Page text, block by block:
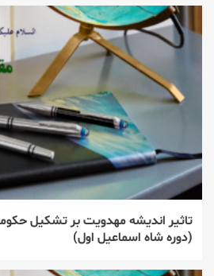
تاثير انديشه مهدويت بر تشكيل
(دوره شاه اسماعيل اول)